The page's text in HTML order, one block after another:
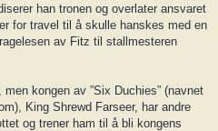
han tronen og overlater ansvaret
for travel til å skulle hanskes med en
av Fitz til stallmesteren
kongen av ”Six Duchies” (navnet
King Shrewd Farseer, har andre
og trener ham til å bli kongens